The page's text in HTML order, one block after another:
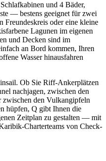
und 4 Bäder,
— bestens geeignet für zwei
Freundeskreis oder eine kleine
Lagunen im eigenen
und Decken sind im
an Bord kommen, Ihren
Wasser hinausfahren
Ob Sie Riff-Ankerplätzen
nachjagen, zwischen den
zwischen den Vulkangipfeln
hüpfen, Q gibt Ihnen die
Zeitplan zu gestalten — mit
Charterteams von Check-